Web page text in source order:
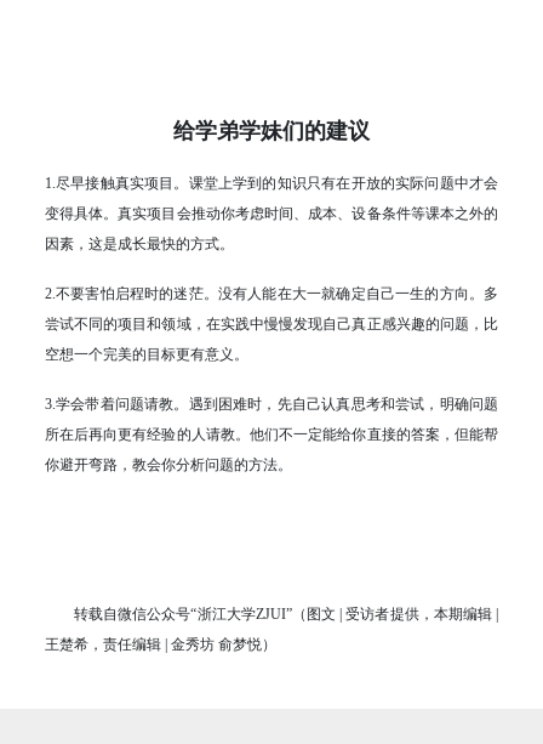
给学弟学妹们的建议
1.尽早接触真实项目。课堂上学到的知识只有在开放的实际问题中才会
变得具体。真实项目会推动你考虑时间、成本、设备条件等课本之外的
因素，这是成长最快的方式。
2.不要害怕启程时的迷茫。没有人能在大一就确定自己一生的方向。多
尝试不同的项目和领域，在实践中慢慢发现自己真正感兴趣的问题，比
空想一个完美的目标更有意义。
3.学会带着问题请教。遇到困难时，先自己认真思考和尝试，明确问题
所在后再向更有经验的人请教。他们不一定能给你直接的答案，但能帮
你避开弯路，教会你分析问题的方法。
转载自微信公众号“浙江大学ZJUI”（图文 | 受访者提供，本期编辑 |
王楚希，责任编辑 | 金秀坊 俞梦悦）